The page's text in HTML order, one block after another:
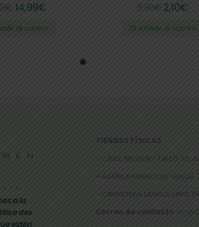
€ 14,99€
al carrito
3,10€2,10€
Añadir al carrito
a la
des
estén
TIENDAS FÍSICAS
- CALLE NICOLAU TALLÓ 70,
- RAMBLA FRANCESC MACIÀ
- CARRETERA LAUREÀ MIRÓ
Correo de contacto: